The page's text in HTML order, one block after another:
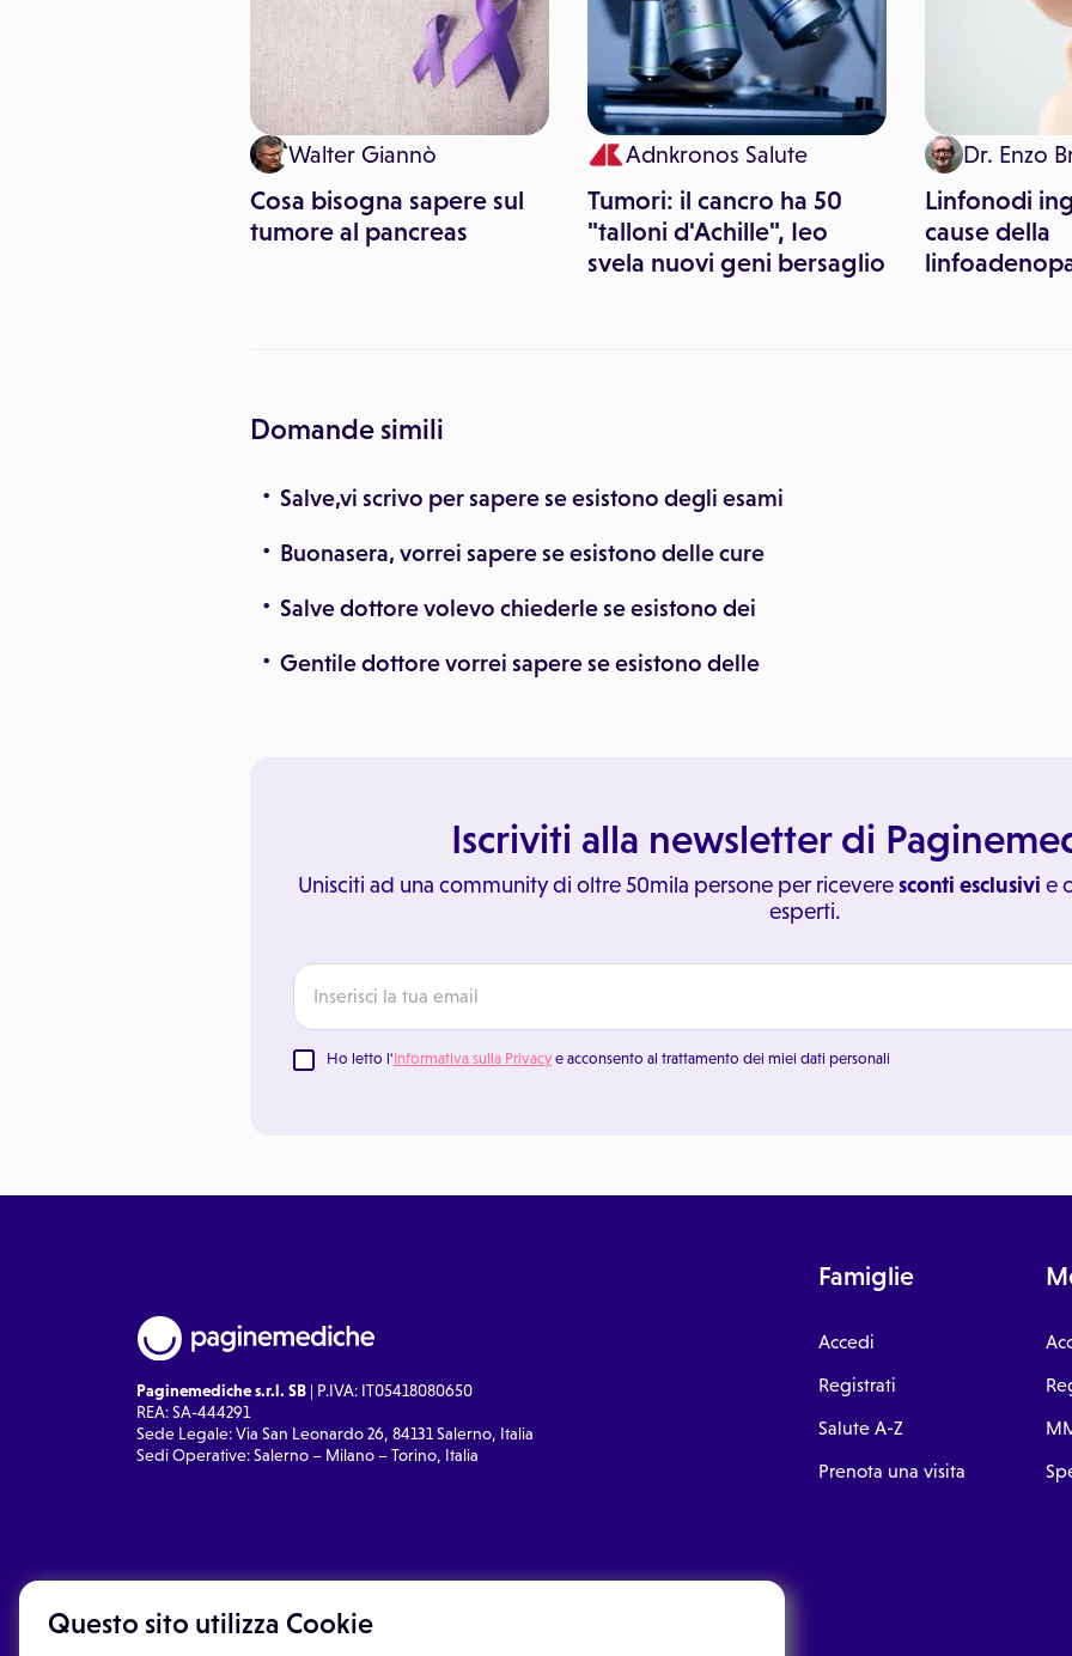
Questo sito utilizza Cookie
Walter Giannò
Cosa bisogna sapere sul
tumore al pancreas
Adnkronos Salute
Tumori: il cancro ha 50
"talloni d'Achille", Ieo
svela nuovi geni bersaglio
Dr. Enzo
Linfonodi
cause della
Domande simili
Salve,vi scrivo per sapere se esistono degli esami
Buonasera, vorrei sapere se esistono delle cure
Salve dottore volevo chiederle se esistono dei
Gentile dottore vorrei sapere se esistono delle
Iscriviti alla newsletter di
Unisciti ad una community di oltre 50mila persone per riceveresconti esclusivi e
esperti.
Ho letto l'Informativa sulla Privacy e acconsento al trattamento dei miei dati personali
Paginemediche s.r.l. SB | P.IVA: IT05418080650
REA: SA-444291
Sede Legale: Via San Leonardo 26, 84131 Salerno, Italia
Sedi Operative: Salerno – Milano – Torino, Italia
Famiglie
Accedi
Registrati
Salute A-Z
Prenota una visita